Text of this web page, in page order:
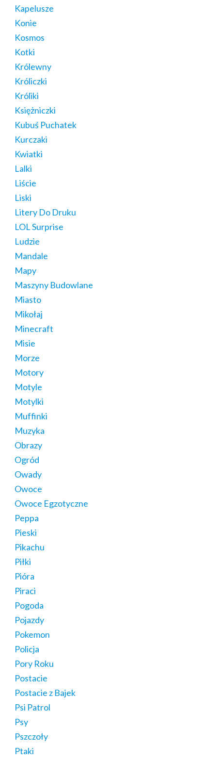
Kapelusze
Konie
Kosmos
Kotki
Królewny
Króliczki
Króliki
Księżniczki
Kubuś Puchatek
Kurczaki
Kwiatki
Lalki
Liście
Liski
Litery Do Druku
LOL Surprise
Ludzie
Mandale
Mapy
Maszyny Budowlane
Miasto
Mikołaj
Minecraft
Misie
Morze
Motory
Motyle
Motylki
Muffinki
Muzyka
Obrazy
Ogród
Owady
Owoce
Owoce Egzotyczne
Peppa
Pieski
Pikachu
Piłki
Pióra
Piraci
Pogoda
Pojazdy
Pokemon
Policja
Pory Roku
Postacie
Postacie z Bajek
Psi Patrol
Psy
Pszczoły
Ptaki